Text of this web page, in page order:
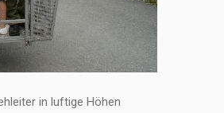
in luftige Höhen